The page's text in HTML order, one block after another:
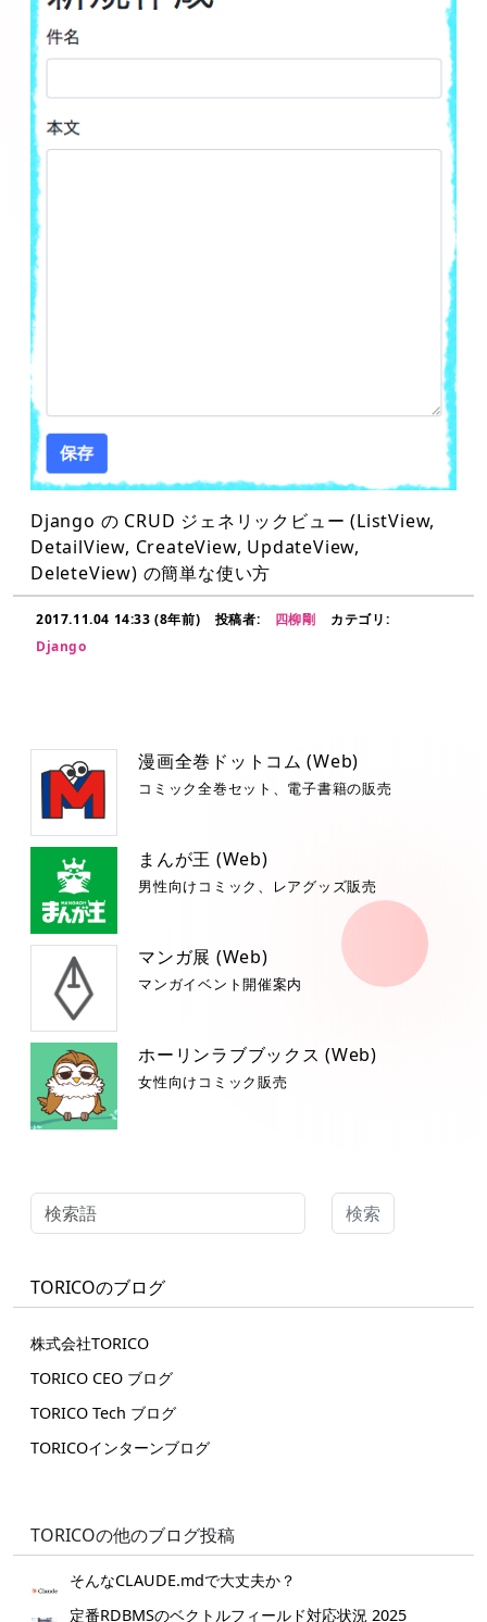
Django の CRUD ジェネリックビュー (ListView,
DetailView, CreateView, UpdateView,
DeleteView) の簡単な使い方
2017.11.04 14:33 (8年前) 投稿者: 四柳剛
カテゴリ:
Django
漫画全巻ドットコム (Web)
コミック全巻セット、電子書籍の販売
まんが王 (Web)
男性向けコミック、レアグッズ販売
マンガ展 (Web)
マンガイベント開催案内
ホーリンラブブックス (Web)
女性向けコミック販売
検索
TORICOのブログ
株式会社TORICO
TORICO CEO ブログ
TORICO Tech ブログ
TORICOインターンブログ
TORICOの他のブログ投稿
そんなCLAUDE.mdで大丈夫か？
定番RDBMSのベクトルフィールド対応状況 2025